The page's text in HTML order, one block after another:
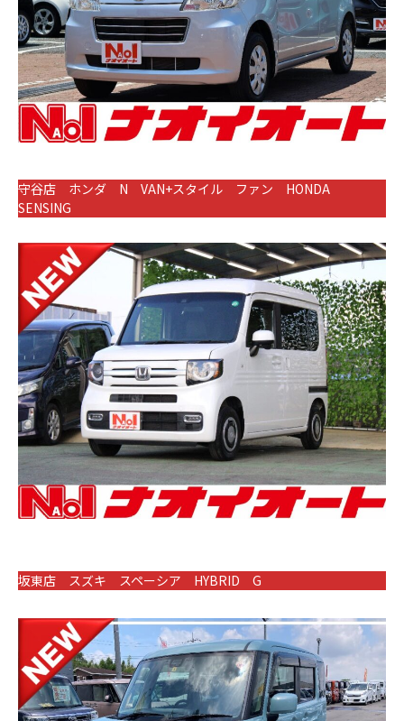
守谷店 ホンダ N VAN+スタイル ファン HONDA
SENSING
坂東店 スズキ スペーシア HYBRID G